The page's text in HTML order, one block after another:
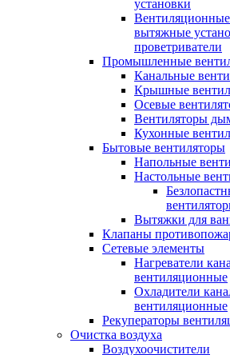
установки
вытяжные
проветриватели
Промышленные
Канальные
Крышные
Осевые
Вентиляторы
Кухонные
Бытовые вентиляторы
Напольные
Настольные
Вытяжки для
Клапаны
Сетевые элементы
Нагреватели
вентиляционные
Охладители
вентиляционные
Рекуператоры
Очистка воздуха
Воздухоочистители